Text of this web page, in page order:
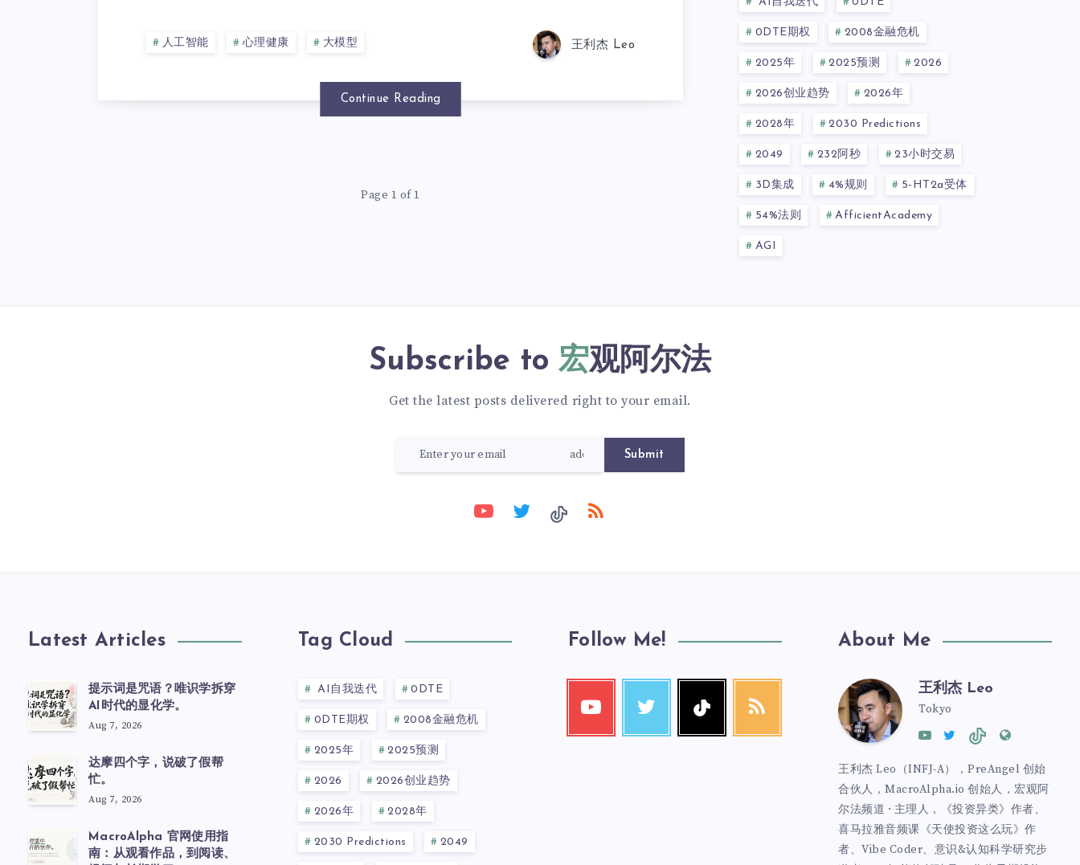
人工智能 心理健康 大模型 王利杰 Leo
Continue Reading
Page 1 of 1
0DTE期权 2008金融危机
2025年 2025预测 2026
2026创业趋势 2026年
2028年 2030 Predictions
2049 232阿秒 23小时交易
3D集成 4%规则 5-HT2a受体
54%法则 AfficientAcademy
AGI
Subscribe to 宏观阿尔法
Get the latest posts delivered right to your email.
Submit
Latest Articles
提示词是咒语？唯识学拆穿
AI时代的显化学。
Aug 7, 2026
达摩四个字，说破了假帮
忙。
Aug 7, 2026
MacroAlpha 官网使用指
南：从观看作品，到阅读、
Tag Cloud
AI自我迭代 0DTE
0DTE期权 2008金融危机
2025年 2025预测
2026 2026创业趋势
2026年 2028年
2030 Predictions 2049
Follow Me! About Me
王利杰 Leo
Tokyo
王利杰 Leo（INFJ-A），PreAngel 创始
合伙人，MacroAlpha.io 创始人，宏观阿
尔法频道 · 主理人，《投资异类》作者、
喜马拉雅音频课《天使投资这么玩》作
者、Vibe Coder、意识&认知科学研究步